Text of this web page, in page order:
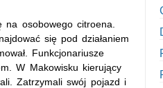
osobowego citroena.
się pod działaniem
Funkcjonariusze
W Makowisku kierujący
Zatrzymali swój pojazd i